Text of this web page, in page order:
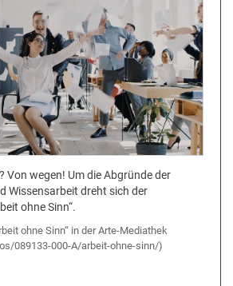
Von wegen! Um die Abgründe der
Wissensarbeit dreht sich der
ohne Sinn“.
ohne Sinn“ in der Arte-Mediathek
089133-000-A/arbeit-ohne-sinn/)